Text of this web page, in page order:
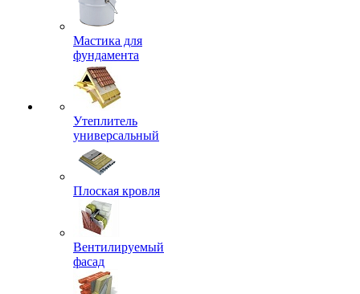
Мастика для
фундамента
Утеплитель
универсальный
Плоская кровля
Вентилируемый
фасад